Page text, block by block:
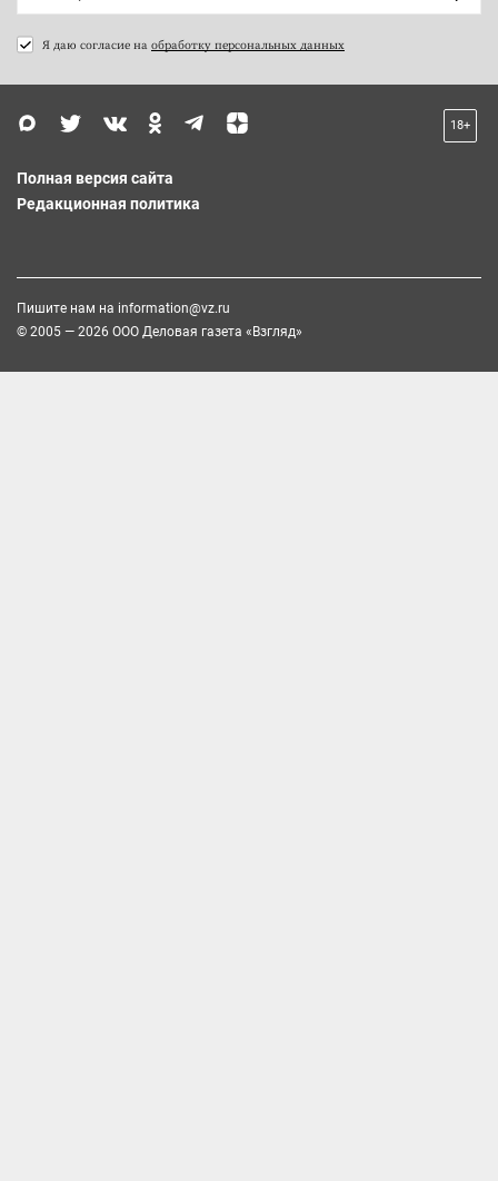
Я даю согласие на обработку персональных данных
18+
Полная версия сайта
Редакционная политика
Пишите нам на information@vz.ru
© 2005 — 2026 ООО Деловая газета «Взгляд»